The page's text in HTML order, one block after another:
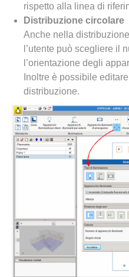
rispetto alla linea di
Distribuzione circolare
Anche nella
l’utente può scegliere il
l’orientazione degli
Inoltre è possibile
distribuzione.